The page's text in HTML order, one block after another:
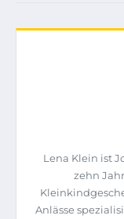
Lena Klein ist
zehn
Anlässe